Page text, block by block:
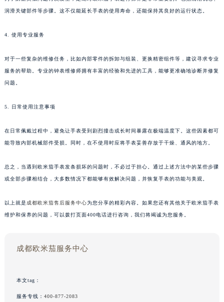
润滑关键部件等步骤。这不仅能延长手表的使用寿命，还能保持其良好的运行状态。
4. 使用专业服务
对于一些复杂的维修任务，比如内部零件的拆卸与组装、更换精密组件等，建议寻求专业
服务的帮助。专业的钟表维修师拥有丰富的经验和先进的工具，能够更准确地诊断并修复
问题。
5. 日常使用注意事项
在日常佩戴过程中，避免让手表受到剧烈撞击或长时间暴露在极端温度下。这些因素都可
能导致内部机械部件受损。同时，在不使用时应将手表妥善存放于干燥、通风的地方。
总之，当遇到欧米茄手表发条损坏的问题时，不必过于担心。通过上述方法中的某些步骤
或全部步骤相结合，大多数情况下都能够有效解决问题，并恢复手表的功能与美观。
以上就是 成都欧米茄售后服务中心为您分享的精彩内容。如果您还有其他关于欧米茄手表
维护和保养的问题，可以拨打页面400电话进行咨询，我们将竭诚为您服务。
成都欧米茄服务中心
本文tag：
服务专线： 400-877-2083